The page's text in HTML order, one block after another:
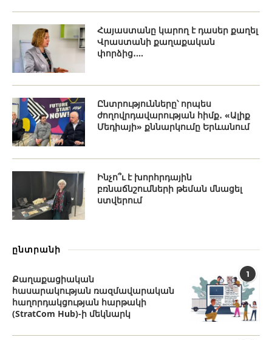
Հայաստանը կարող է դասեր քաղել
Վրաստանի քաղաքական
փորձից․...
Ընտրությունները՝ որպես
ժողովրդավարության հիմք․ «Ալիք
Մեդիայի» քննարկումը Երևանում
Ինչո՞ւ է խորհրդային
բռնաճնշումների թեման մնացել
ստվերում
ընտրանի
1
Քաղաքացիական
հասարակության ռազմավարական
հաղորդակցության հարթակի
(StratCom Hub)-ի մեկնարկ